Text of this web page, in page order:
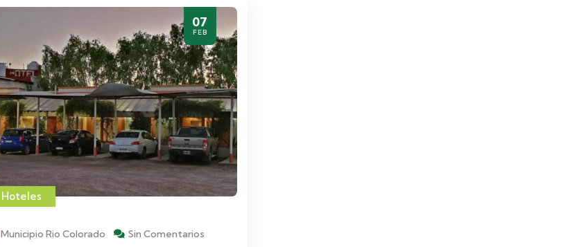
07
FEB
Hoteles
Municipio Rio Colorado Sin Comentarios